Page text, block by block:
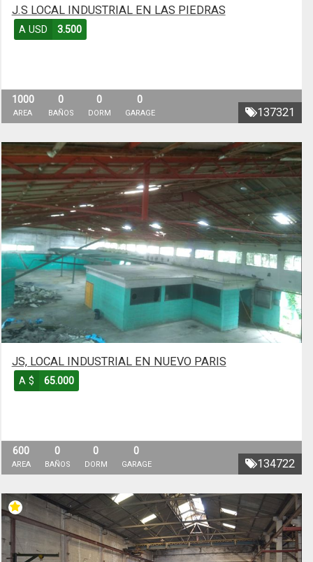
137321
J.S LOCAL INDUSTRIAL EN LAS PIEDRAS
A USD 3.500
1000
AREA
0
BAÑOS
0
DORM
0
GARAGE
134722
JS, LOCAL INDUSTRIAL EN NUEVO PARIS
A $ 65.000
600
AREA
0
BAÑOS
0
DORM
0
GARAGE